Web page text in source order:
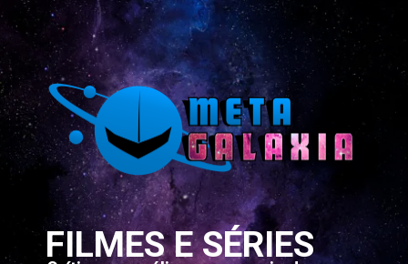
Opening
FILMES E SÉRIES